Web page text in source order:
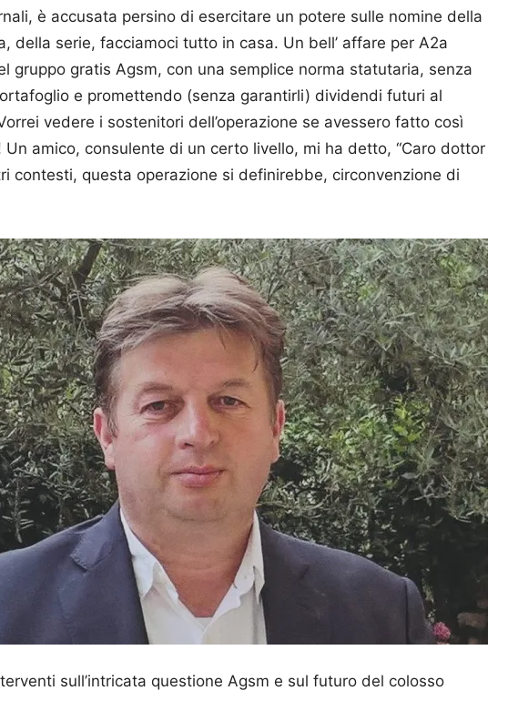
è accusata persino di esercitare un potere sulle nomine della
della serie, facciamoci tutto in casa. Un bell’ affare per A2a
gruppo gratis Agsm, con una semplice norma statutaria, senza
e promettendo (senza garantirli) dividendi futuri al
vedere i sostenitori dell’operazione se avessero fatto così
Un amico, consulente di un certo livello, mi ha detto, “Caro dottor
contesti, questa operazione si definirebbe, circonvenzione di
sull’intricata questione Agsm e sul futuro del colosso